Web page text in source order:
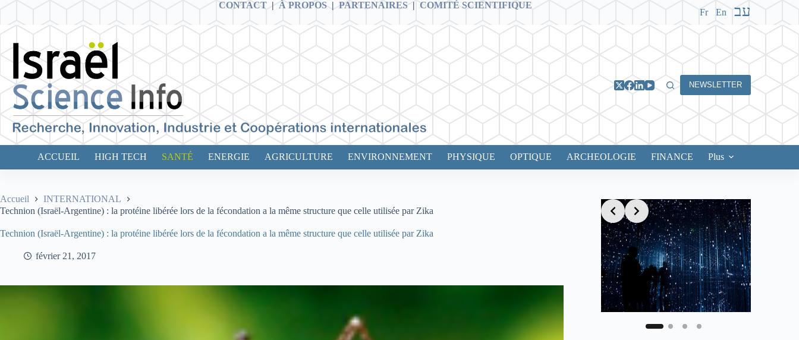
contenu
CONTACT | À PROPOS |PARTENAIRES |COMITÉ SCIENTIFIQUE
Fr En עב
NEWSLETTER
ACCUEIL HIGH TECH SANTÉ ENERGIE AGRICULTURE ENVIRONNEMENT PHYSIQUE OPTIQUE ARCHEOLOGIE FINANCE Plus
Accueil
INTERNATIONAL
Technion (Israël-Argentine) : la protéine libérée lors de la fécondation a la même structure que celle utilisée par Zika
Technion (Israël-Argentine) : la protéine libérée lors de la fécondation a la même structure que celle utilisée par Zika
février 21, 2017